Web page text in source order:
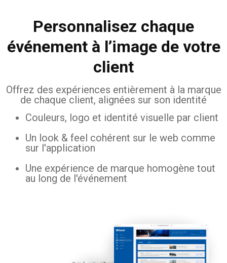
Personnalisez chaque
événement à l’image de votre
client
Offrez des expériences entièrement à la marque
de chaque client, alignées sur son identité
Couleurs, logo et identité visuelle par client
Un look & feel cohérent sur le web comme
sur l'application
Une expérience de marque homogène tout
au long de l'événement